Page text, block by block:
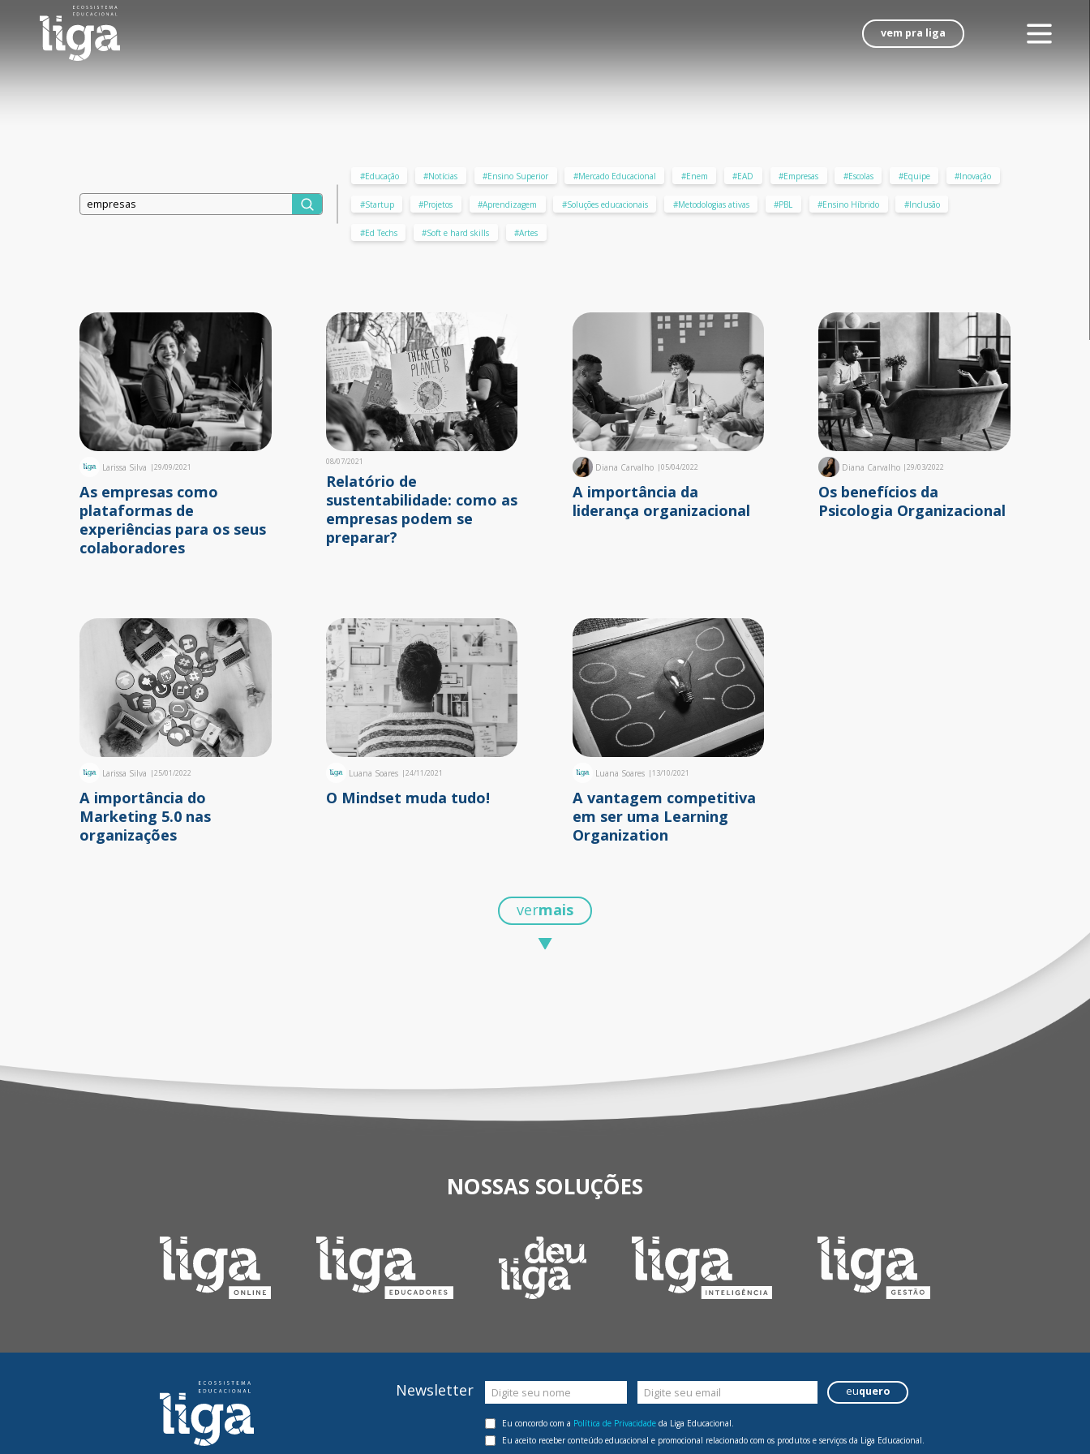
vem pra liga
#Educação #Notícias #Ensino Superior #Mercado Educacional #Enem #EAD #Empresas #Escolas #Equipe #Inovação
#Startup #Projetos #Aprendizagem #Soluções educacionais #Metodologias ativas #PBL #Ensino Híbrido #Inclusão
#Ed Techs #Soft e hard skills #Artes
Larissa Silva |29/09/2021
As empresas como
plataformas de
experiências para os seus
colaboradores
08/07/2021
Relatório de
sustentabilidade: como as
empresas podem se
preparar?
Diana Carvalho |05/04/2022
A importância da
liderança organizacional
Diana Carvalho |29/03/2022
Os benefícios da
Psicologia Organizacional
Larissa Silva |25/01/2022
A importância do
Marketing 5.0 nas
organizações
Luana Soares |24/11/2021
O Mindset muda tudo!
Luana Soares |13/10/2021
A vantagem competitiva
em ser uma Learning
Organization
vermais
NOSSAS SOLUÇÕES
Newsletter Digite seu nome Digite seu email euquero
Eu concordo com a Política de Privacidade da Liga Educacional.
Eu aceito receber conteúdo educacional e promocional relacionado com os produtos e serviços da Liga Educacional.